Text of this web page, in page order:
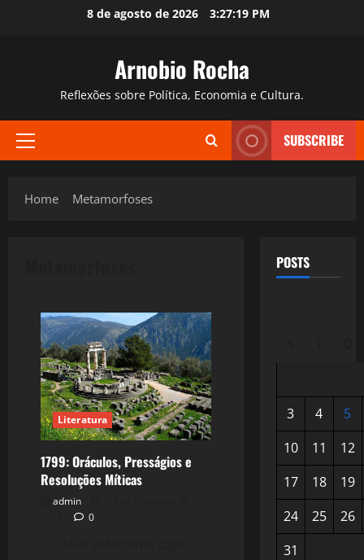
8 de agosto de 2026 3:27:20 PM
Arnobio Rocha
Reflexões sobre Política, Economia e Cultura.
Primary
SUBSCRIBE
Home Metamorfoses
Literatura
1799: Oráculos, Presságios e
Resoluções Míticas
admin
0
POSTS
3 4
5
10
11
12
17
18
19
24
25
26
31